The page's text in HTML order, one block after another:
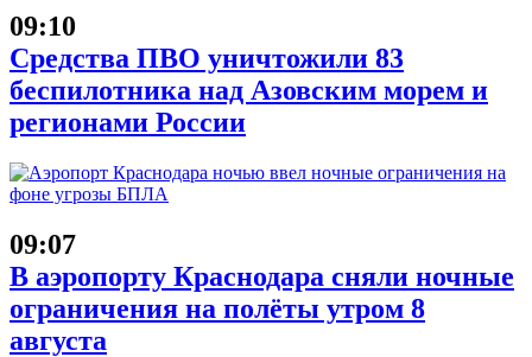
09:10
Средства ПВО уничтожили 83
беспилотника над Азовским морем и
регионами России
09:07
В аэропорту Краснодара сняли ночные
ограничения на полёты утром 8
августа